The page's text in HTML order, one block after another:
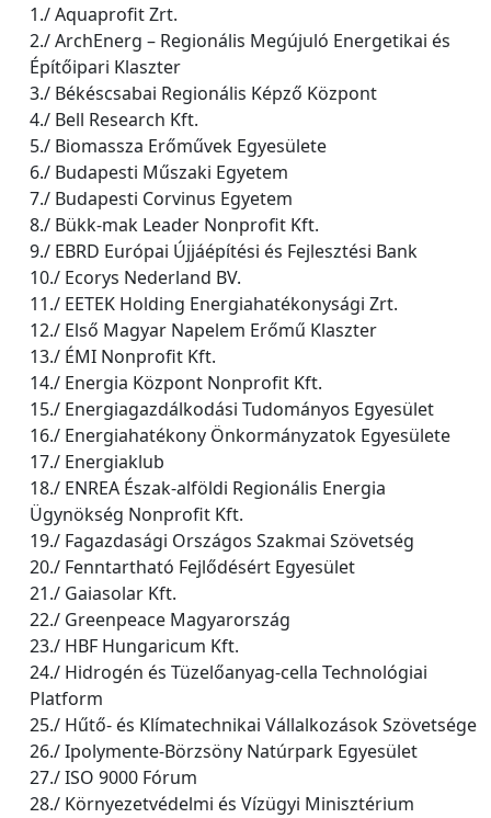
1./ Aquaprofit Zrt.
2./ ArchEnerg – Regionális Megújuló Energetikai és
Építőipari Klaszter
3./ Békéscsabai Regionális Képző Központ
4./ Bell Research Kft.
5./ Biomassza Erőművek Egyesülete
6./ Budapesti Műszaki Egyetem
7./ Budapesti Corvinus Egyetem
8./ Bükk-mak Leader Nonprofit Kft.
9./ EBRD Európai Újjáépítési és Fejlesztési Bank
10./ Ecorys Nederland BV.
11./ EETEK Holding Energiahatékonysági Zrt.
12./ Első Magyar Napelem Erőmű Klaszter
13./ ÉMI Nonprofit Kft.
14./ Energia Központ Nonprofit Kft.
15./ Energiagazdálkodási Tudományos Egyesület
16./ Energiahatékony Önkormányzatok Egyesülete
17./ Energiaklub
18./ ENREA Észak-alföldi Regionális Energia
Ügynökség Nonprofit Kft.
19./ Fagazdasági Országos Szakmai Szövetség
20./ Fenntartható Fejlődésért Egyesület
21./ Gaiasolar Kft.
22./ Greenpeace Magyarország
23./ HBF Hungaricum Kft.
24./ Hidrogén és Tüzelőanyag-cella Technológiai
Platform
25./ Hűtő- és Klímatechnikai Vállalkozások Szövetsége
26./ Ipolymente-Börzsöny Natúrpark Egyesület
27./ ISO 9000 Fórum
28./ Környezetvédelmi és Vízügyi Minisztérium